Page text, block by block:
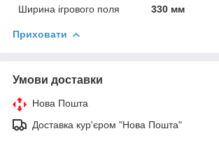
Ширина ігрового поля
330 мм
Приховати
Умови доставки
Нова Пошта
Доставка кур'єром "Нова Пошта"